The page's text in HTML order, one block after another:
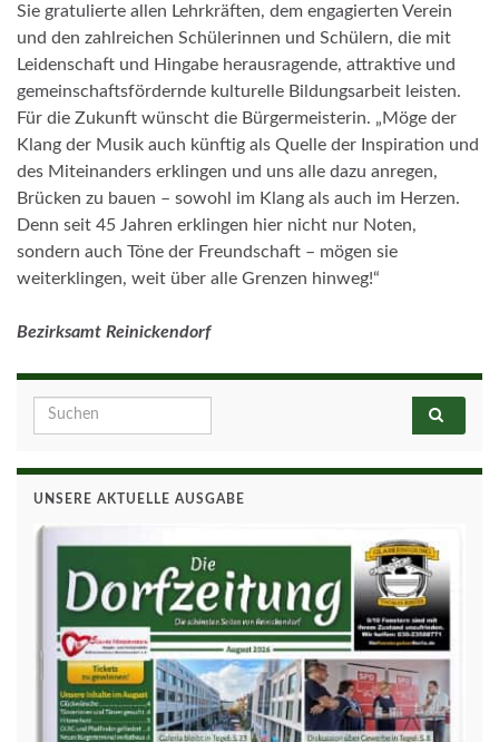
Sie gratulierte allen Lehrkräften, dem engagierten Verein
und den zahlreichen Schülerinnen und Schülern, die mit
Leidenschaft und Hingabe herausragende, attraktive und
gemeinschaftsfördernde kulturelle Bildungsarbeit leisten.
Für die Zukunft wünscht die Bürgermeisterin. „Möge der
Klang der Musik auch künftig als Quelle der Inspiration und
des Miteinanders erklingen und uns alle dazu anregen,
Brücken zu bauen – sowohl im Klang als auch im Herzen.
Denn seit 45 Jahren erklingen hier nicht nur Noten,
sondern auch Töne der Freundschaft – mögen sie
weiterklingen, weit über alle Grenzen hinweg!“
Bezirksamt Reinickendorf
Search for:
UNSERE AKTUELLE AUSGABE